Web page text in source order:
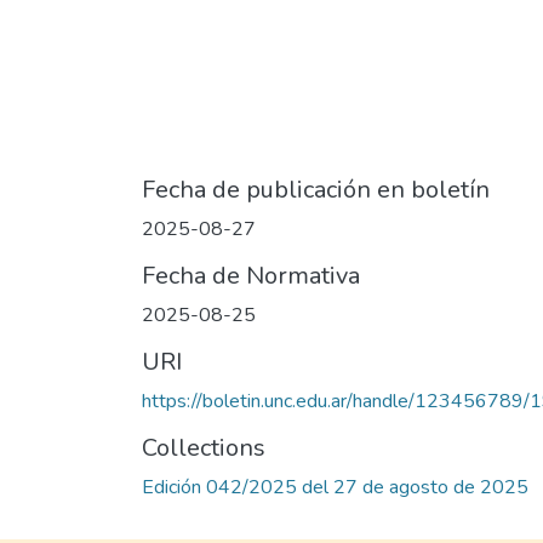
Fecha de publicación en boletín
2025-08-27
Fecha de Normativa
2025-08-25
URI
https://boletin.unc.edu.ar/handle/123456789/
Collections
Edición 042/2025 del 27 de agosto de 2025